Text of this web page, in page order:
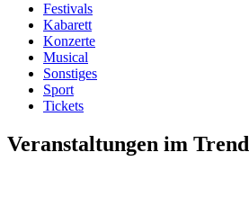
Festivals
Kabarett
Konzerte
Musical
Sonstiges
Sport
Tickets
Veranstaltungen im Trend